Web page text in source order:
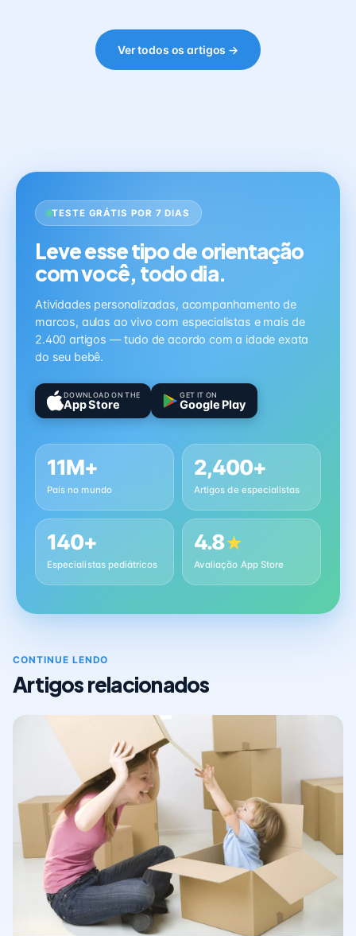
Ver todos os artigos →
TESTE GRÁTIS POR 7 DIAS
Leve esse tipo de orientação
com você, todo dia.
Atividades personalizadas, acompanhamento de
marcos, aulas ao vivo com especialistas e mais de
2.400 artigos — tudo de acordo com a idade exata
do seu bebê.
DOWNLOAD ON THE
App Store
GET IT ON
Google Play
11M+
Pais no mundo
2,400+
Artigos de especialistas
140+
Especialistas pediátricos
4.8★
Avaliação App Store
CONTINUE LENDO
Artigos relacionados